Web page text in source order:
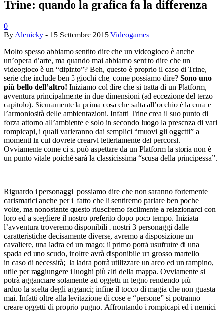
Trine: quando la grafica fa la differenza
0
By Alenicky - 15 Settembre 2015 Videogames
Molto spesso abbiamo sentito dire che un videogioco è anche
un’opera d’arte, ma quando mai abbiamo sentito dire che un
videogioco è un “dipinto”? Beh, questo è proprio il caso di Trine,
serie che include ben 3 giochi che, come possiamo dire? Sono uno
più bello dell’altro! Iniziamo col dire che si tratta di un Platform,
avventura principalmente in due dimensioni (ad eccezione del terzo
capitolo). Sicuramente la prima cosa che salta all’occhio è la cura e
l’armoniosità delle ambientazioni. Infatti Trine crea il suo punto di
forza attorno all’ambiente e solo in secondo luogo la presenza di vari
rompicapi, i quali varieranno dai semplici “muovi gli oggetti” a
momenti in cui dovrete crearvi letterlamente dei percorsi.
Ovviamente come ci si può aspettare da un Platform la storia non è
un punto vitale poiché sarà la classicissima “scusa della principessa”.
Riguardo i personaggi, possiamo dire che non saranno fortemente
carismatici anche per il fatto che li sentiremo parlare ben poche
volte, ma nonostante questo riusciremo facilmente a relazionarci con
loro ed a scegliere il nostro preferito dopo poco tempo. Iniziata
l’avventura troveremo disponibili i nostri 3 personaggi dalle
caratteristiche decisamente diverse, avremo a disposizione un
cavaliere, una ladra ed un mago; il primo potrà usufruire di una
spada ed uno scudo, inoltre avrà disponibile un grosso martello
in caso di necessità; la ladra potrà utilizzare un arco ed un rampino,
utile per raggiungere i luoghi più alti della mappa. Ovviamente si
potrà agganciare solamente ad oggetti in legno rendendo più
arduo la scelta degli agganci; infine il tocco di magia che non guasta
mai. Infatti oltre alla levitazione di cose e “persone” si potranno
creare oggetti di proprio pugno. Affrontando i rompicapi ed i nemici